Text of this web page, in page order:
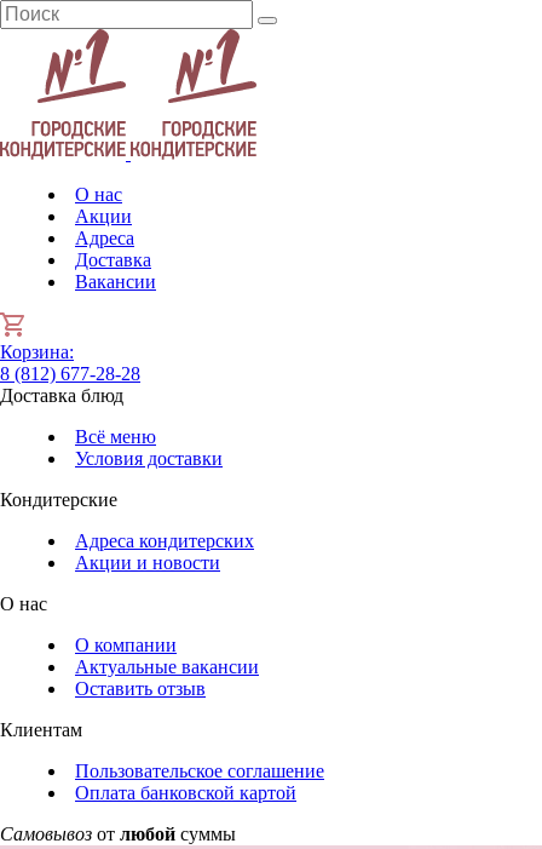
О нас
Акции
Адреса
Доставка
Вакансии
Корзина:
8 (812) 677-28-28
Доставка блюд
Всё меню
Условия доставки
Кондитерские
Адреса кондитерских
Акции и новости
О нас
О компании
Актуальные вакансии
Оставить отзыв
Клиентам
Пользовательское соглашение
Оплата банковской картой
Самовывоз от любой суммы